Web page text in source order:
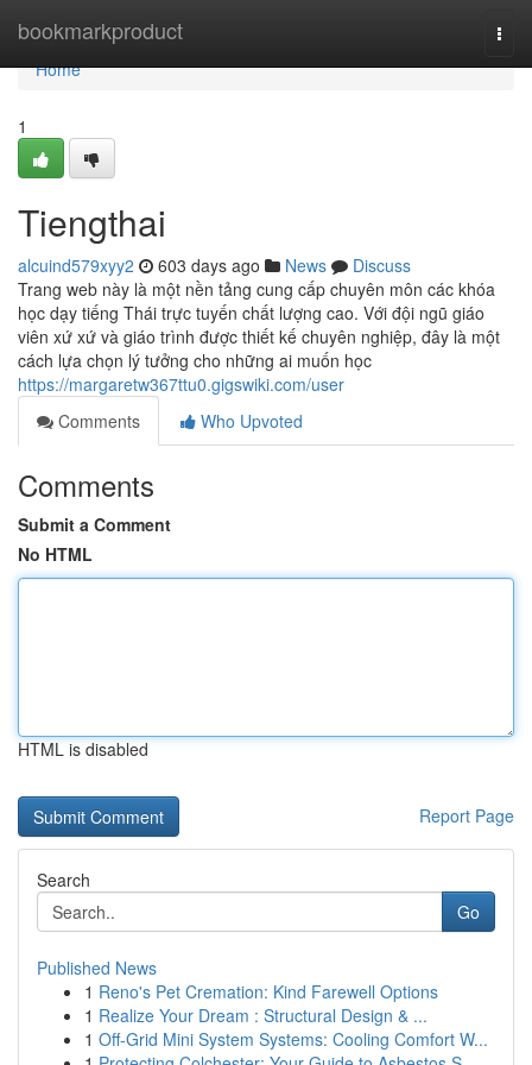
bookmarkproduct
Home
Home
1
Tiengthai
alcuind579xyy2 603 days ago News
Discuss
Trang web này là một nền tảng cung cấp chuyên môn các khóa
học dạy tiếng Thái trực tuyến chất lượng cao. Với đội ngũ giáo
viên xứ xứ và giáo trình được thiết kế chuyên nghiệp, đây là một
cách lựa chọn lý tưởng cho những ai muốn học
https://margaretw367ttu0.gigswiki.com/user
Comments
Who Upvoted
Comments
Submit a Comment
No HTML
HTML is disabled
Report Page
Search
Go
Published News
1 Reno's Pet Cremation: Kind Farewell Options
1 Realize Your Dream : Structural Design & ...
1 Off-Grid Mini System Systems: Cooling Comfort W...